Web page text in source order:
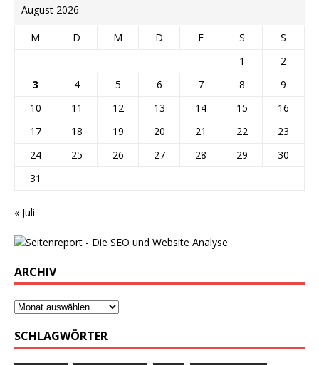
August 2026
M D M D F S
S
1
2
3
4 5 6 7 8
9
10
11 12 13 14 15
16
17
18 19 20 21 22
23
24
25 26 27 28 29
30
31
« Juli
ARCHIV
SCHLAGWÖRTER